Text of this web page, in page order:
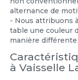
alternance de
- Nous attribuons
table une couleur
manière différente
à Vaisselle